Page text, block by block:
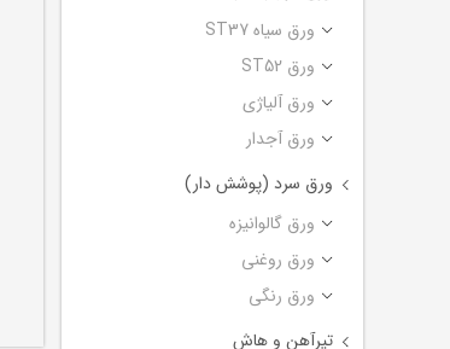
ورق سیاه ST37
ورق ST52
ورق آلیاژی
ورق آجدار
ورق سرد (پوشش دار)
ورق گالوانیزه
ورق روغنی
ورق رنگی
تیرآهن و هاش